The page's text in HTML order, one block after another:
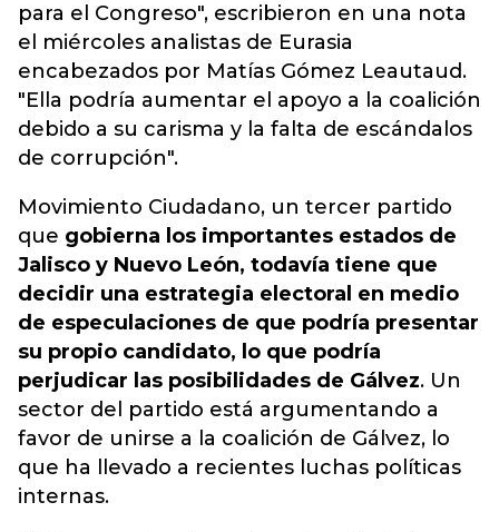
para el Congreso", escribieron en una nota
el miércoles analistas de Eurasia
encabezados por Matías Gómez Leautaud.
"Ella podría aumentar el apoyo a la coalición
debido a su carisma y la falta de escándalos
de corrupción".
Movimiento Ciudadano, un tercer partido
que gobierna los importantes estados de
Jalisco y Nuevo León, todavía tiene que
decidir una estrategia electoral en medio
de especulaciones de que podría presentar
su propio candidato, lo que podría
perjudicar las posibilidades de Gálvez. Un
sector del partido está argumentando a
favor de unirse a la coalición de Gálvez, lo
que ha llevado a recientes luchas políticas
internas.